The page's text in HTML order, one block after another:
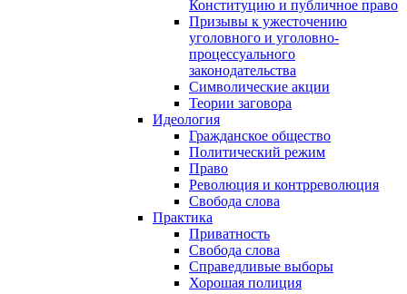
Конституцию и публичное право
Призывы к ужесточению
уголовного и уголовно-
процессуального
законодательства
Символические акции
Теории заговора
Идеология
Гражданское общество
Политический режим
Право
Революция и контрреволюция
Свобода слова
Практика
Приватность
Свобода слова
Справедливые выборы
Хорошая полиция